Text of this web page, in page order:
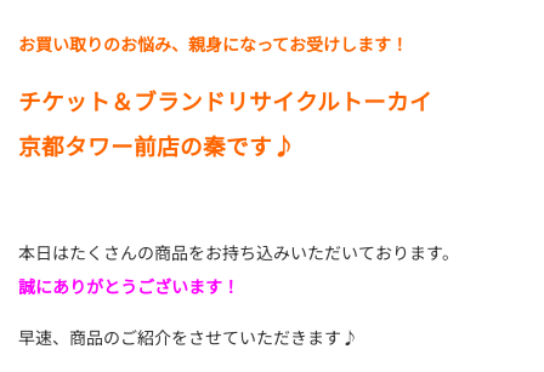
お買い取りのお悩み、親身になってお受けします！
チケット＆ブランドリサイクルトーカイ
京都タワー前店の秦です♪
本日はたくさんの商品をお持ち込みいただいております。
誠にありがとうございます！
早速、商品のご紹介をさせていただきます♪